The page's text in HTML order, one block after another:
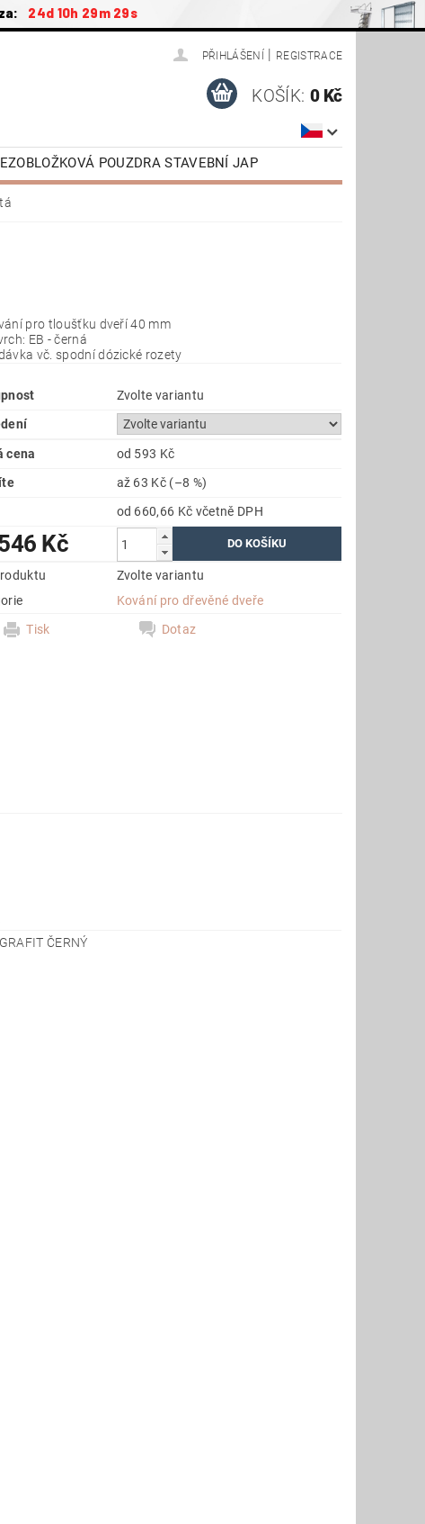
24d 10h 29m 29s
PŘIHLÁŠENÍ REGISTRACE
KOŠÍK: 0 Kč
POUZDRA STAVEBNÍ JAP
/ NÁHRADNÍ DÍLY
pro tloušťku dveří 40 mm
EB - černá
vč. spodní dózické rozety
Zvolte variantu
cena
od 593 Kč
až 63 Kč (–8 %)
od 660,66 Kč včetně DPH
Kč
Zvolte variantu
Kování pro dřevěné dveře
Tisk
Dotaz
ČERNÝ